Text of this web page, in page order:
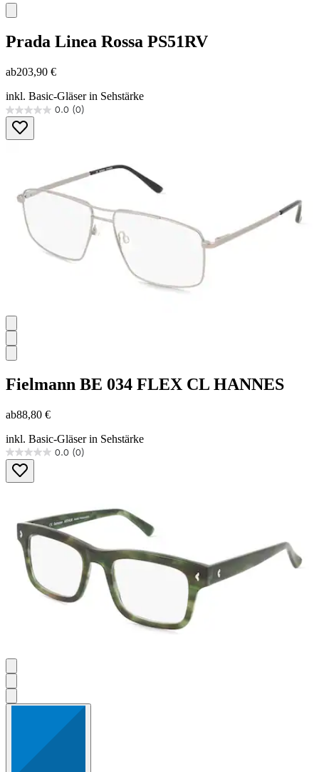
Prada Linea Rossa PS51RV
ab203,90 €
inkl. Basic-Gläser in Sehstärke
0.0 (0)
0.0
von
5
Fielmann BE 034 FLEX CL HANNES
ab88,80 €
inkl. Basic-Gläser in Sehstärke
0.0 (0)
0.0
von
5